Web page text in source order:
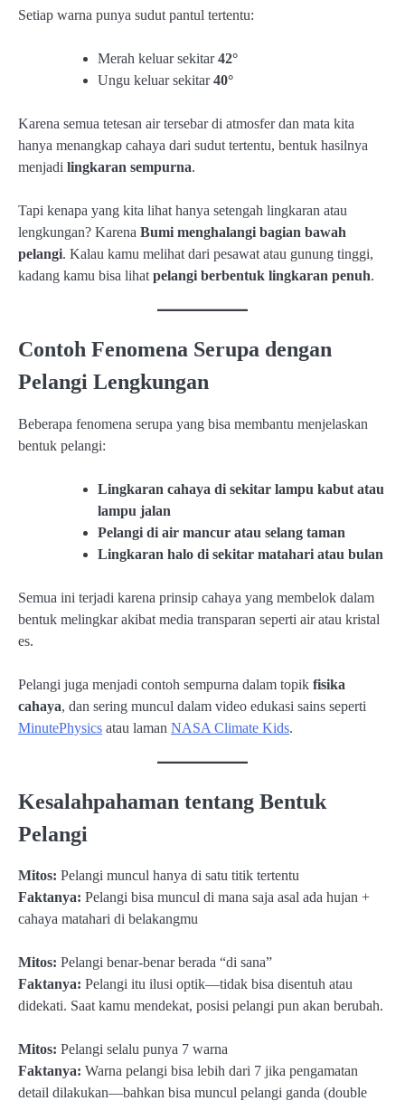
Setiap warna punya sudut pantul tertentu:
Merah keluar sekitar42°
Ungu keluar sekitar40°
Karena semua tetesan air tersebar di atmosfer dan mata kita
hanya menangkap cahaya dari sudut tertentu, bentuk hasilnya
menjadi lingkaran sempurna.
Tapi kenapa yang kita lihat hanya setengah lingkaran atau
lengkungan? Karena Bumi menghalangi bagian bawah
pelangi. Kalau kamu melihat dari pesawat atau gunung tinggi,
kadang kamu bisa lihat pelangi berbentuk lingkaran penuh.
Contoh Fenomena Serupa dengan
Pelangi Lengkungan
Beberapa fenomena serupa yang bisa membantu menjelaskan
bentuk pelangi:
Lingkaran cahaya di sekitar lampu kabut atau
lampu jalan
Pelangi di air mancur atau selang taman
Lingkaran halo di sekitar matahari atau bulan
Semua ini terjadi karena prinsip cahaya yang membelok dalam
bentuk melingkar akibat media transparan seperti air atau kristal
es.
Pelangi juga menjadi contoh sempurna dalam topik fisika
cahaya, dan sering muncul dalam video edukasi sains seperti
MinutePhysics atau laman NASA Climate Kids.
Kesalahpahaman tentang Bentuk
Pelangi
Mitos: Pelangi muncul hanya di satu titik tertentu
Faktanya: Pelangi bisa muncul di mana saja asal ada hujan +
cahaya matahari di belakangmu
Mitos: Pelangi benar-benar berada “di sana”
Faktanya: Pelangi itu ilusi optik—tidak bisa disentuh atau
didekati. Saat kamu mendekat, posisi pelangi pun akan berubah.
Mitos: Pelangi selalu punya 7 warna
Faktanya: Warna pelangi bisa lebih dari 7 jika pengamatan
detail dilakukan—bahkan bisa muncul pelangi ganda (double